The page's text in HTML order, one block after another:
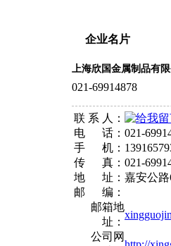
企业名片
上海欣国金属制品有
021-69914878
联 系 人：
电 话： 021-
手 机：
传 真： 021-
地 址： 嘉安公
邮 编：
邮箱地
址：
公司网